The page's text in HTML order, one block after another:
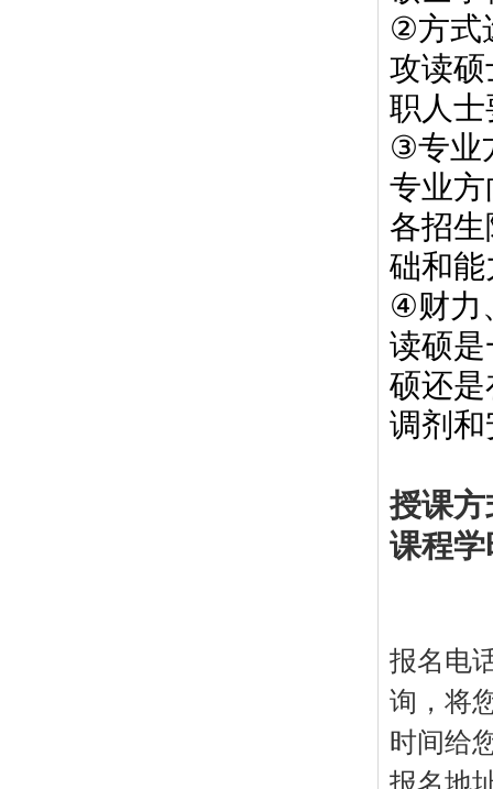
②方式
攻读
职人
③专业
专业
各招
础和
④财力
读硕
硕还
调剂和
授课方
课程学
报名电
询，将
时间
报名地